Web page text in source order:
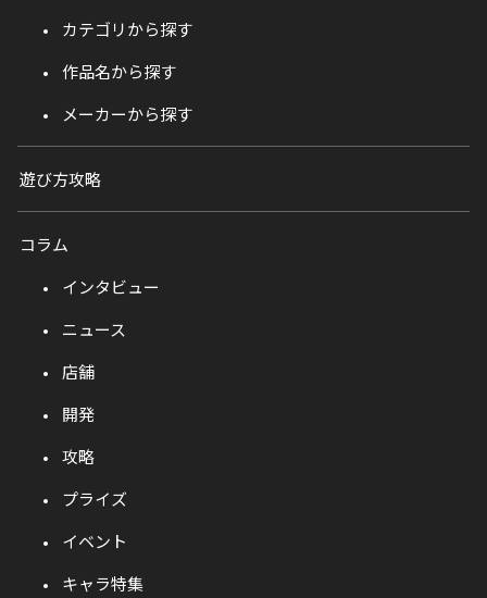
カテゴリから探す
作品名から探す
メーカーから探す
遊び方攻略
コラム
インタビュー
ニュース
店舗
開発
攻略
プライズ
イベント
キャラ特集